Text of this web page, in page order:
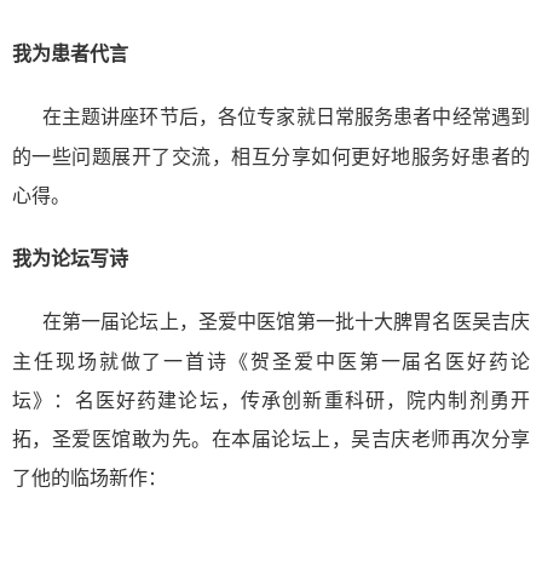
我为患者代言
在主题讲座环节后，各位专家就日常服务患者中经常遇到
的一些问题展开了交流，相互分享如何更好地服务好患者的
心得。
我为论坛写诗
在第一届论坛上，圣爱中医馆第一批十大脾胃名医吴吉庆
主任现场就做了一首诗《贺圣爱中医第一届名医好药论
坛》：名医好药建论坛，传承创新重科研，院内制剂勇开
拓，圣爱医馆敢为先。在本届论坛上，吴吉庆老师再次分享
了他的临场新作：